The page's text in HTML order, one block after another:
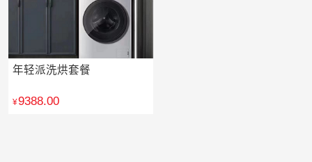
年轻派洗烘套餐
9388.00